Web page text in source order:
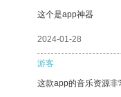
这个是app神器
2024-01-28
游客
这款app的音乐资源非